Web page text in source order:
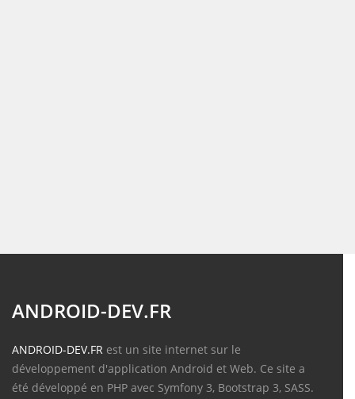
ANDROID-DEV.FR
ANDROID-DEV.FR est un site internet sur le
développement d'application Android et Web. Ce site a
été développé en PHP avec Symfony 3, Bootstrap 3, SASS.